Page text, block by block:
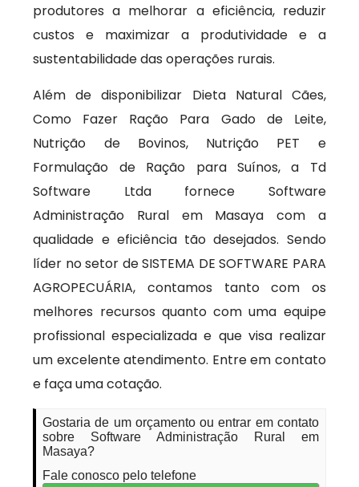
produtores a melhorar a eficiência, reduzir
custos e maximizar a produtividade e a
sustentabilidade das operações rurais.
Além de disponibilizar Dieta Natural Cães,
Como Fazer Ração Para Gado de Leite,
Nutrição de Bovinos, Nutrição PET e
Formulação de Ração para Suínos, a Td
Software Ltda fornece Software
Administração Rural em Masaya com a
qualidade e eficiência tão desejados. Sendo
líder no setor de SISTEMA DE SOFTWARE PARA
AGROPECUÁRIA, contamos tanto com os
melhores recursos quanto com uma equipe
profissional especializada e que visa realizar
um excelente atendimento. Entre em contato
e faça uma cotação.
Gostaria de um orçamento ou entrar em contato
sobre Software Administração Rural em
Masaya?
Fale conosco pelo telefone